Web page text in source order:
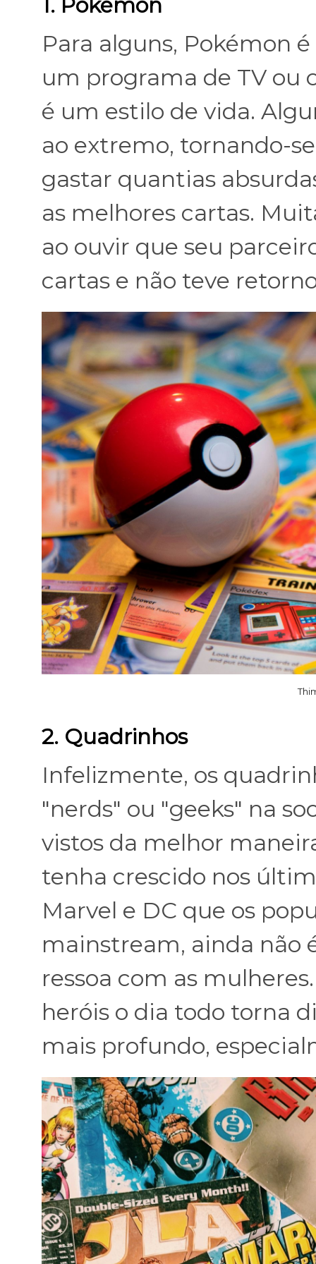
1. Pokémon
Para alguns, Pokémon
um programa de TV ou
é um estilo de vida.
ao extremo, tornando-
gastar quantias
as melhores cartas.
ao ouvir que seu
cartas e não teve
2. Quadrinhos
Infelizmente, os
"nerds" ou "geeks" na
vistos da melhor
tenha crescido nos
Marvel e DC que os
mainstream, ainda não
ressoa com as
heróis o dia todo torna
mais profundo,